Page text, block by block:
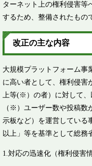
ターネット上の権利侵害等
するため、整備されたもの
改正の主な内容
大規模プラットフォーム事
に高い者として、権利侵害
上等(※）の者）に対して、
（※）ユーザー数や投稿数
示板など）を運営している
以上」等を基準として総務
​1.対応の迅速化（権利侵害情